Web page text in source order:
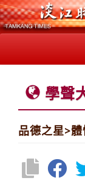
學聲
品德之星>